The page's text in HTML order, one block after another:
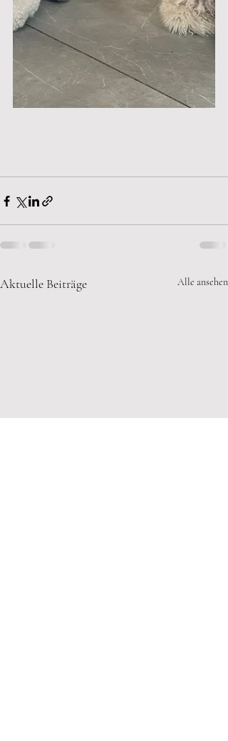
Aktuelle Beiträge Alle ansehen